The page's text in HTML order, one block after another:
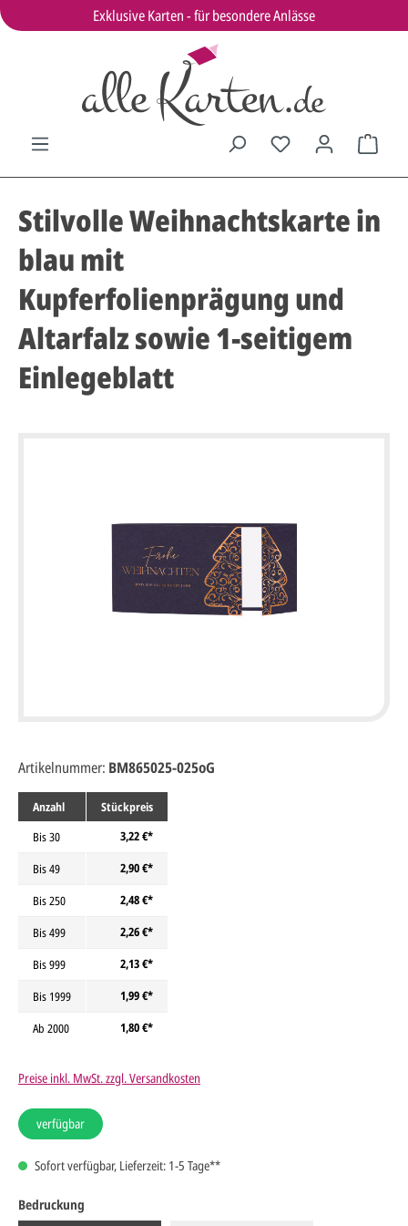
Exklusive Karten - für besondere Anlässe
Stilvolle Weihnachtskarte in
blau mit
Kupferfolienprägung und
Altarfalz sowie 1-seitigem
Einlegeblatt
Anzahl
Stückpreis
Bis30
3,22 €*
Bis49
2,90 €*
Bis250
2,48 €*
Bis499
2,26 €*
Bis999
2,13 €*
Bis 1999
1,99 €*
Ab 2000 1,80 €*
Preise inkl. MwSt. zzgl. Versandkosten
verfügbar
Sofort verfügbar, Lieferzeit: 1-5 Tage**
Bedruckung
Artikelnummer: BM865025-025oG